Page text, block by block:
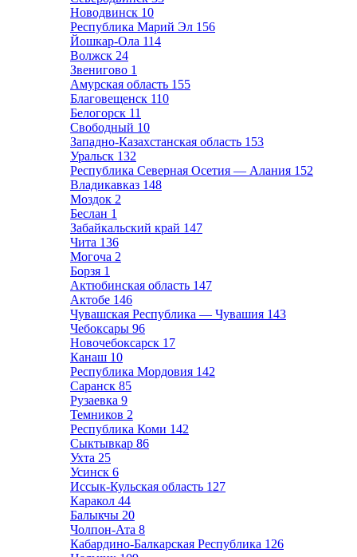
Новодвинск 10
Республика Марий Эл 156
Йошкар-Ола 114
Волжск 24
Звенигово 1
Амурская область 155
Благовещенск 110
Белогорск 11
Свободный 10
Западно-Казахстанская область 153
Уральск 132
Республика Северная Осетия — Алания 152
Владикавказ 148
Моздок 2
Беслан 1
Забайкальский край 147
Чита 136
Могоча 2
Борзя 1
Актюбинская область 147
Актобе 146
Чувашская Республика — Чувашия 143
Чебоксары 96
Новочебоксарск 17
Канаш 10
Республика Мордовия 142
Саранск 85
Рузаевка 9
Темников 2
Республика Коми 142
Сыктывкар 86
Ухта 25
Усинск 6
Иссык-Кульская область 127
Каракол 44
Балыкчы 20
Чолпон-Ата 8
Кабардино-Балкарская Республика 126